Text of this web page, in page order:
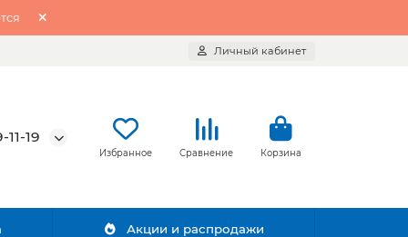
Личный кабинет
11-19
Избранное Сравнение Корзина
Акции и распродажи